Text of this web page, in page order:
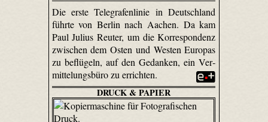
Die erste Telegrafenlinie in Deutschland
führte von Berlin nach Aachen. Da kam
Paul Julius Reuter, um die Korrespondenz
zwischen dem Osten und Westen Europas
zu beflügeln, auf den Gedanken, ein Ver­
mittelungs­büro zu errichten.
DRUCK & PAPIER